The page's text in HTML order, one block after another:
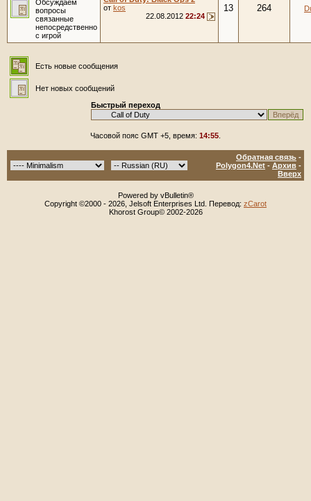
Обсуждаем
вопросы
связанные
непосредственно
с игрой
от kos
22.08.2012 22:24
13 264
Есть новые сообщения
Нет новых сообщений
Быстрый переход
Часовой пояс GMT +5, время: 14:55
Обратная связь -
Polygon4.Net - Архив -
Вверх
Powered by vBulletin®
Copyright ©2000 - 2026, Jelsoft Enterprises Ltd. Перевод: zCarot
Khorost Group© 2002-2026